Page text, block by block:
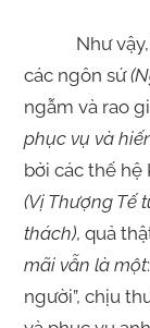
Như vậy, từ
các ngôn sứ
ngẫm và rao
phục vụ và
bởi các thế
(Vị Thượng Tế
thách), quả
mãi vẫn là một
người”, chịu